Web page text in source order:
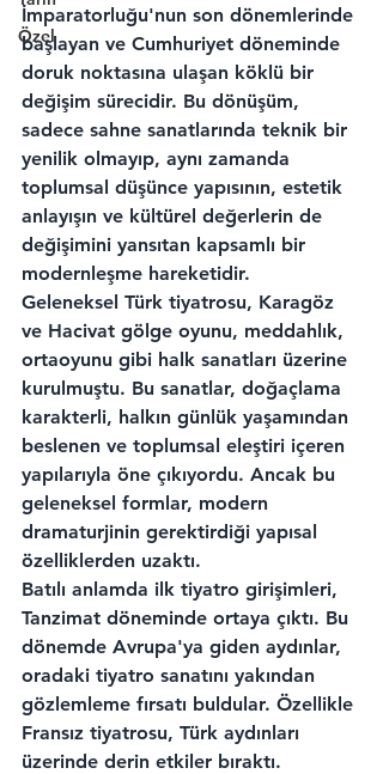
Özel
İmparatorluğu'nun son dönemlerinde
başlayan ve Cumhuriyet döneminde
doruk noktasına ulaşan köklü bir
değişim sürecidir. Bu dönüşüm,
sadece sahne sanatlarında teknik bir
yenilik olmayıp, aynı zamanda
toplumsal düşünce yapısının, estetik
anlayışın ve kültürel değerlerin de
değişimini yansıtan kapsamlı bir
modernleşme hareketidir.
Geleneksel Türk tiyatrosu, Karagöz
ve Hacivat gölge oyunu, meddahlık,
ortaoyunu gibi halk sanatları üzerine
kurulmuştu. Bu sanatlar, doğaçlama
karakterli, halkın günlük yaşamından
beslenen ve toplumsal eleştiri içeren
yapılarıyla öne çıkıyordu. Ancak bu
geleneksel formlar, modern
dramaturjinin gerektirdiği yapısal
özelliklerden uzaktı.
Batılı anlamda ilk tiyatro girişimleri,
Tanzimat döneminde ortaya çıktı. Bu
dönemde Avrupa'ya giden aydınlar,
oradaki tiyatro sanatını yakından
gözlemleme fırsatı buldular. Özellikle
Fransız tiyatrosu, Türk aydınları
üzerinde derin etkiler bıraktı.